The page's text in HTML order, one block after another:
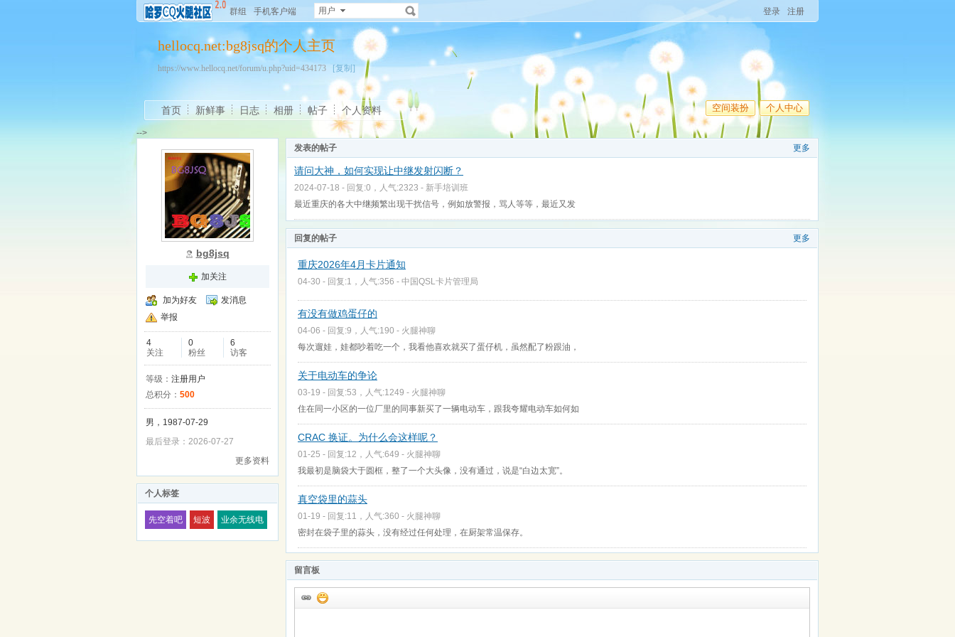
群组 手机客户端 用户 登录 注册
hellocq.net:bg8jsq的个人主页
https://www.hellocq.net/forum/u.php?uid=434173 [复制]
空间装扮 个人中心
首页 新鲜事 日志 相册 帖子 个人资料
-->
bg8jsq
加关注
加为好友
发消息
举报
4
关注
0
粉丝
6
访客
等级： 注册用户
总积分： 500
男，1987-07-29
最后登录：2026-07-27
更多资料
个人标签
先空着吧 短波 业余无线电
更多
发表的帖子
请问大神，如何实现让中继发射闪断？
2024-07-18 - 回复:0，人气:2323 - 新手培训班
最近重庆的各大中继频繁出现干扰信号，例如放警报，骂人等等，最近又发
更多
回复的帖子
重庆2026年4月卡片通知
04-30 - 回复:1，人气:356 - 中国QSL卡片管理局
有没有做鸡蛋仔的
04-06 - 回复:9，人气:190 - 火腿神聊
每次遛娃，娃都吵着吃一个，我看他喜欢就买了蛋仔机，虽然配了粉跟油，
关于电动车的争论
03-19 - 回复:53，人气:1249 - 火腿神聊
住在同一小区的一位厂里的同事新买了一辆电动车，跟我夸耀电动车如何如
CRAC 换证。为什么会这样呢？
01-25 - 回复:12，人气:649 - 火腿神聊
我最初是脑袋大于圆框，整了一个大头像，没有通过，说是“白边太宽”。
真空袋里的蒜头
01-19 - 回复:11，人气:360 - 火腿神聊
密封在袋子里的蒜头，没有经过任何处理，在厨架常温保存。
留言板